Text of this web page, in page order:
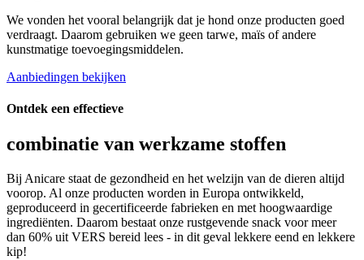
We vonden het vooral belangrijk dat je hond onze producten goed
verdraagt. Daarom gebruiken we geen tarwe, maïs of andere
kunstmatige toevoegingsmiddelen.
Aanbiedingen bekijken
Ontdek een effectieve
combinatie van werkzame stoffen
Bij Anicare staat de gezondheid en het welzijn van de dieren altijd
voorop. Al onze producten worden in Europa ontwikkeld,
geproduceerd in gecertificeerde fabrieken en met hoogwaardige
ingrediënten. Daarom bestaat onze rustgevende snack voor meer
dan 60% uit VERS bereid lees - in dit geval lekkere eend en lekkere
kip!